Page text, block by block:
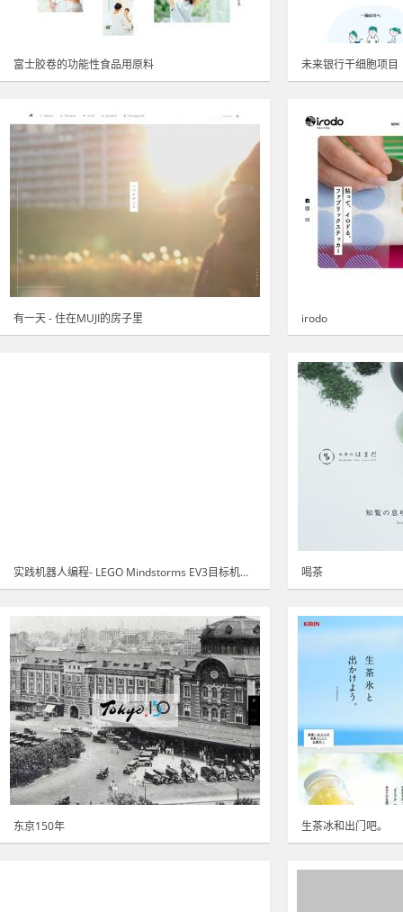
富士胶卷的功能性食品用原料 未来银行干细胞项目
有一天 - 住在MUJI的房子里 irodo
实践机器人编程- LEGO Mindstorms EV3目标机器人! 喝茶
东京150年 生茶冰和出门吧。